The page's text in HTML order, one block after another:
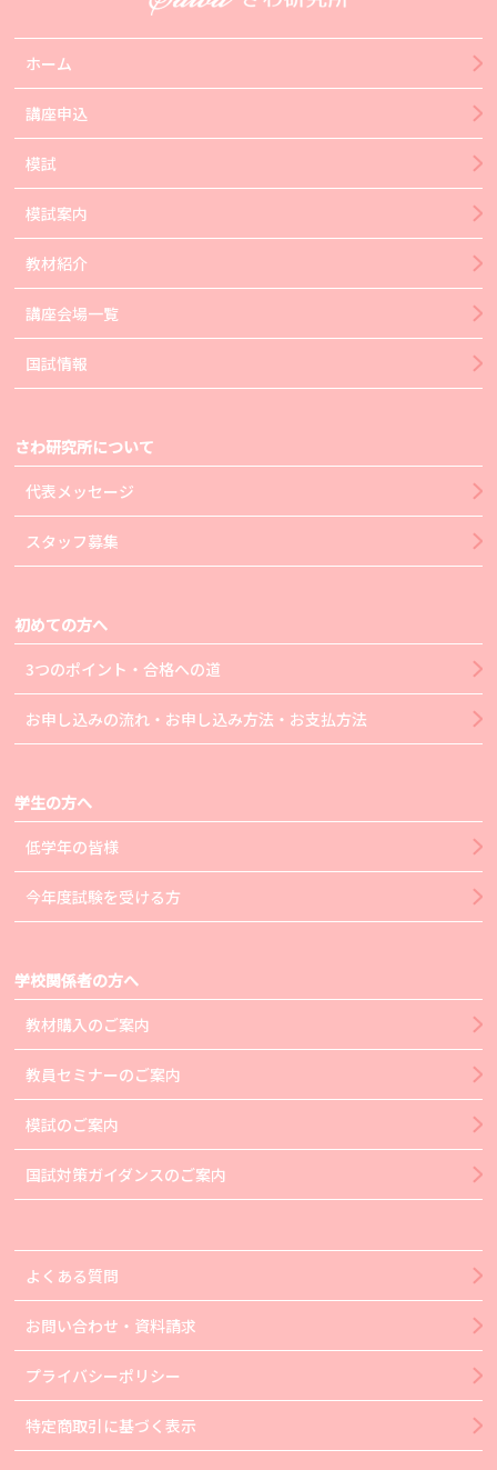
ホーム
講座申込
模試
模試案内
教材紹介
講座会場一覧
国試情報
さわ研究所について
代表メッセージ
スタッフ募集
初めての方へ
3つのポイント・合格への道
お申し込みの流れ・お申し込み方法・お支払方法
学生の方へ
低学年の皆様
今年度試験を受ける方
学校関係者の方へ
教材購入のご案内
教員セミナーのご案内
模試のご案内
国試対策ガイダンスのご案内
よくある質問
お問い合わせ・資料請求
プライバシーポリシー
特定商取引に基づく表示